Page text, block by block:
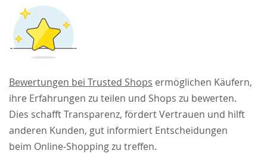
Bewertungen bei Trusted Shops ermöglichen Käufern,
ihre Erfahrungen zu teilen und Shops zu bewerten.
Dies schafft Transparenz, fördert Vertrauen und hilft
anderen Kunden, gut informiert Entscheidungen
beim Online-Shopping zu treffen.